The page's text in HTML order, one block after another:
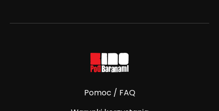
Pomoc / FAQ